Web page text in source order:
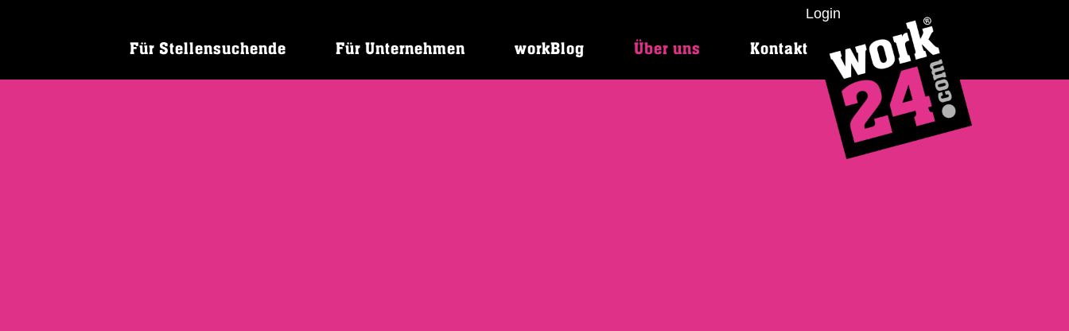
Login
Für Stellensuchende Für Unternehmen workBlog Über uns Kontakt